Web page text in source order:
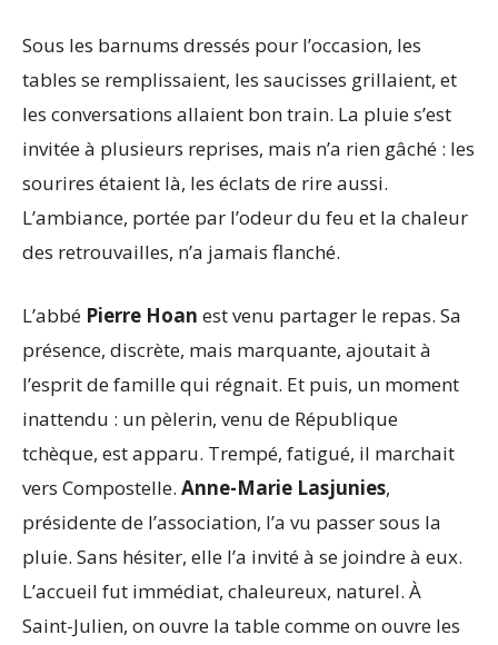
Sous les barnums dressés pour l’occasion, les
tables se remplissaient, les saucisses grillaient, et
les conversations allaient bon train. La pluie s’est
invitée à plusieurs reprises, mais n’a rien gâché : les
sourires étaient là, les éclats de rire aussi.
L’ambiance, portée par l’odeur du feu et la chaleur
des retrouvailles, n’a jamais flanché.
L’abbé Pierre Hoan est venu partager le repas. Sa
présence, discrète, mais marquante, ajoutait à
l’esprit de famille qui régnait. Et puis, un moment
inattendu : un pèlerin, venu de République
tchèque, est apparu. Trempé, fatigué, il marchait
vers Compostelle. Anne-Marie Lasjunies,
présidente de l’association, l’a vu passer sous la
pluie. Sans hésiter, elle l’a invité à se joindre à eux.
L’accueil fut immédiat, chaleureux, naturel. À
Saint-Julien, on ouvre la table comme on ouvre les